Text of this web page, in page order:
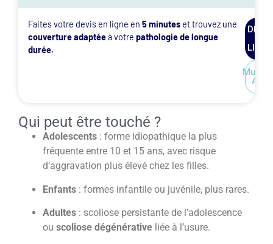
Faites votre devis en ligne en 5 minuteset trouvez une
couverture adaptéeà votre pathologie de longue
durée.
DEVIS
LIGNE
ALD
Qui peut être touché ?
Adolescents : forme idiopathique la plus
fréquente entre 10 et 15 ans, avec risque
d’aggravation plus élevé chez les filles.
Enfants : formes infantile ou juvénile, plus rares.
Adultes : scoliose persistante de l’adolescence
ou scoliose dégénérative liée à l’usure.